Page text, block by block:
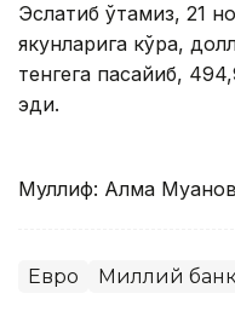
Эслатиб ўтамиз, 21
якунларига кўра,
тенгега пасайиб,
эди.
Муллиф: Алма
Евро Миллий банк